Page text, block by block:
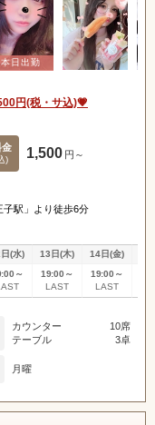
円(税・サ込)💗
金
) 1,500 円～
子駅」より徒歩6分
(水) 13日(木) 14日(金)
～
19:00～
LAST
19:00～
LAST
カウンター
10席
テーブル
3卓
月曜